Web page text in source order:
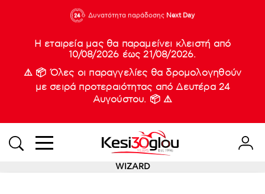
210 88 21
933
Δυνατότητα παράδοσης Next Day
Νέες
Η εταιρεία μας θα παραμείνει κλειστή από
10/08/2026 έως 21/08/2026.
⚠️ 📦 Όλες οι παραγγελίες θα δρομολογηθούν
με σειρά προτεραιότητας από Δευτέρα 24
Αυγούστου. 📦 ⚠️
WIZARD